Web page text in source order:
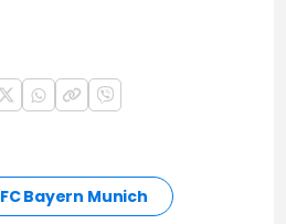
FC Bayern Munich